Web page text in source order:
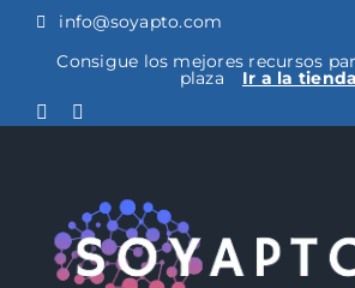
Saltar
info@soyapto.com
Consigue los mejores recursos
plaza Ir a la tienda